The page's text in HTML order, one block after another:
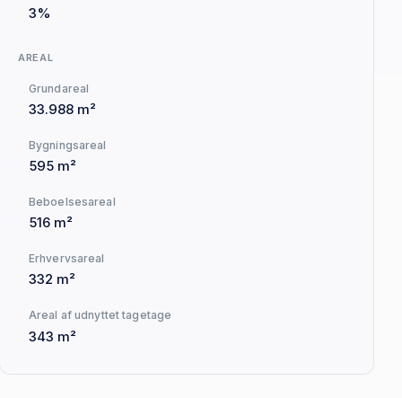
3%
AREAL
Grundareal
33.988 m²
Bygningsareal
595 m²
Beboelsesareal
516 m²
Erhvervsareal
332 m²
Areal af udnyttet tagetage
343 m²